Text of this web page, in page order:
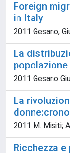
Foreign
in Italy
2011 Gesano,
La
popolazione
2011 Gesano
La
2011 M. Misiti;
Ricchezza